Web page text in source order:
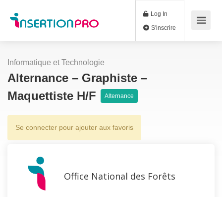
Log In
Informatique et Technologie
Alternance – Graphiste –
Maquettiste H/F
Alternance
Se connecter pour ajouter aux favoris
Office National des Forêts